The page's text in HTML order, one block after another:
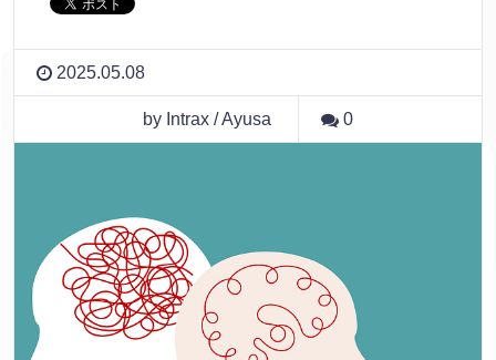
2025.05.08
by Intrax / Ayusa 0